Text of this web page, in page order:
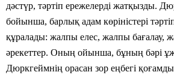
дәстүр, тәртіп ережелерді жатқызды.
бойынша, барлық адам көріністері
құралады: жалпы елес, жалпы бағалау,
әрекеттер. Оның ойынша, бұның бәрі
Дюркгеймнің орасан зор еңбегі